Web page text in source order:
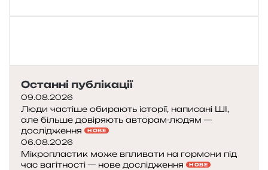
о
р
о
т
и
В
І
Останні публікації
09.08.2026
Люди частіше обирають історії, написані ШІ,
але більше довіряють авторам-людям —
дослідження
НОВЕ
06.08.2026
Мікропластик може впливати на гормони під
час вагітності — нове дослідження
НОВЕ